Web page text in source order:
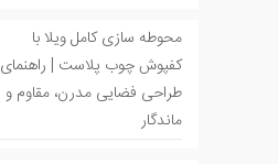
محوطه سازی کامل ویلا با
کفپوش چوب پلاست | راهنمای
طراحی فضایی مدرن، مقاوم و
ماندگار